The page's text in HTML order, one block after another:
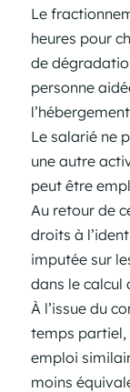
Le
heures pour
de
personne
Le salarié ne
une autre
peut être
Au retour de
droits à
imputée sur
dans le calcul
À l’issue du
temps partiel,
emploi
moins